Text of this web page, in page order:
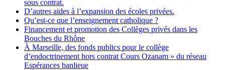
sous contrat.
D’autres aides à l’expansion des écoles privées.
Qu’est-ce que l’enseignement catholique ?
Financement et promotion des Collèges privés dans les
Bouches du Rhône
À Marseille, des fonds publics pour le collège
d’endoctrinement hors contrat Cours Ozanam » du réseau
Espérances banlieue